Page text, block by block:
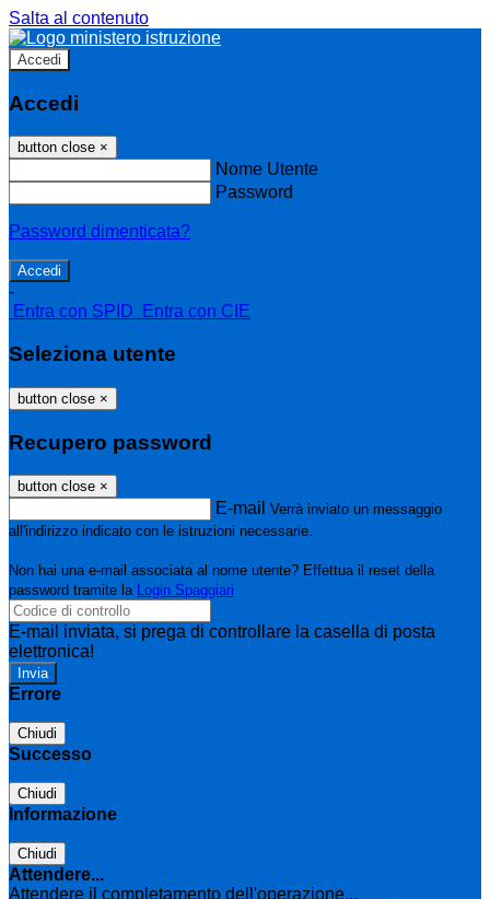
Salta al contenuto
Accedi
Accedi
button close ×
Nome Utente
Password
Password dimenticata?
-
Entra con SPID
Entra con CIE
Seleziona utente
button close ×
Recupero password
button close ×
E-mail Verrà inviato un messaggio
all'indirizzo indicato con le istruzioni necessarie.
Non hai una e-mail associata al nome utente? Effettua il reset della
password tramite la Login Spaggiari
E-mail inviata, si prega di controllare la casella di posta
elettronica!
Errore
Chiudi
Successo
Chiudi
Informazione
Chiudi
Attendere...
Attendere il completamento dell'operazione...